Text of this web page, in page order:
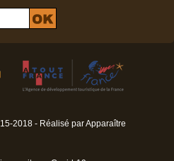
2018 - Réalisé parApparaître